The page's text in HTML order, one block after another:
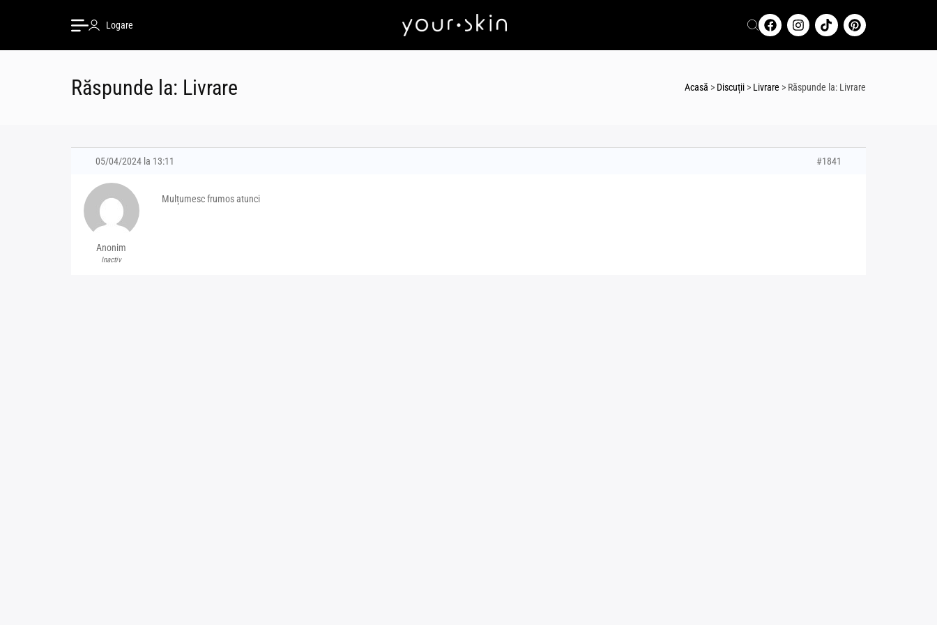
Logare
Răspunde la: Livrare Acasă > Discuții > Livrare > Răspunde la: Livrare
05/04/2024 la 13:11 #1841
Anonim
Inactiv
Mulțumesc frumos atunci